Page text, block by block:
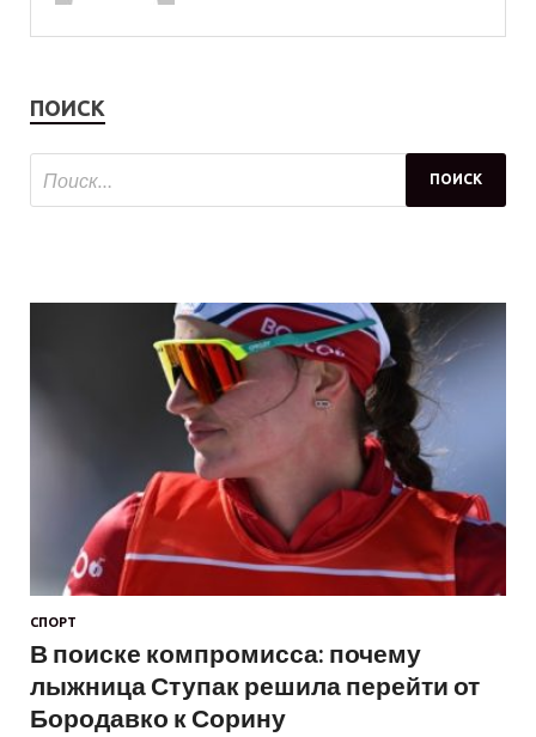
ПОИСК
СПОРТ
В поиске компромисса: почему
лыжница Ступак решила перейти от
Бородавко к Сорину